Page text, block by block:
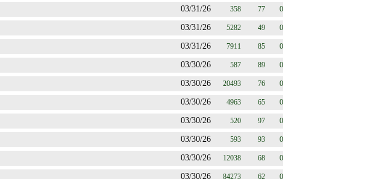
03/31/26 358 77 0
03/31/26 5282 49 0
03/31/26 7911 85 0
03/30/26 587 89 0
03/30/26 20493 76 0
03/30/26 4963 65 0
03/30/26 520 97 0
03/30/26 593 93 0
03/30/26 12038 68 0
03/30/26 84273 62 0